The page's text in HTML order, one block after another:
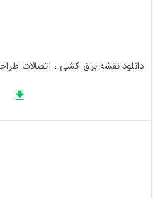
دانلود نقشه برق کشی ، اتصالات طراحی